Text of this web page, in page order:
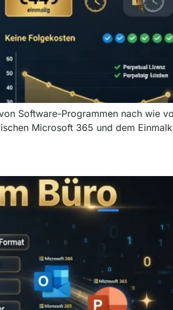
Software-Programmen nach wie
Microsoft 365 und dem